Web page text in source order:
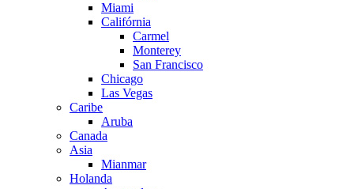
Miami
Califórnia
Carmel
Monterey
San Francisco
Chicago
Las Vegas
Caribe
Aruba
Canada
Asia
Mianmar
Holanda